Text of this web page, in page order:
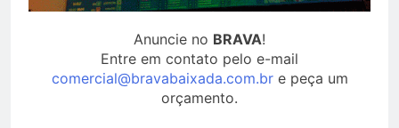
Anuncie no BRAVA!
Entre em contato pelo e-mail
comercial@bravabaixada.com.bre peça um
orçamento.